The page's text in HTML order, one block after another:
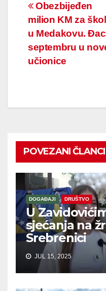
Navigacija
članaka
Obezbijeđen
milion KM za
u Medakovu.
septembru u
učionice
POVEZANI ČLANCI
DOGAĐAJI DRUŠTVO
U
sjećanja na
Srebrenici
JUL 15, 2025